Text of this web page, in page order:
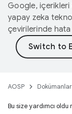
Google,
yapay zeka
çevirilerinde hata
AOSP Dokümanlar
Bu size yardımcı oldu